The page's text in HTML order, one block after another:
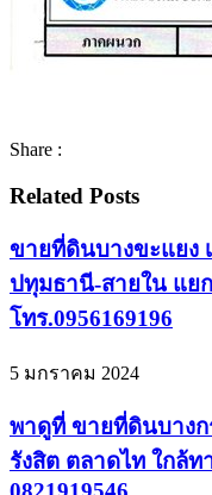
Share :
Related Posts
ขายที่ดินบางขะแยง
ปทุมธานี-สายใน แย
โทร.0956169196
5 มกราคม 2024
พาดูที่ ขายที่ดินบางก
รังสิต ตลาดไท ใกล้